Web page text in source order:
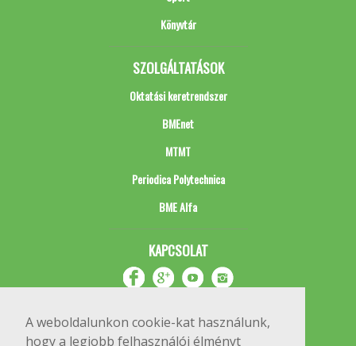
A weboldalunkon cookie-kat használunk,
hogy a legjobb felhasználói élményt
Könyvtár
SZOLGÁLTATÁSOK
Oktatási keretrendszer
BMEnet
MTMT
Periodica Polytechnica
BME Alfa
KAPCSOLAT